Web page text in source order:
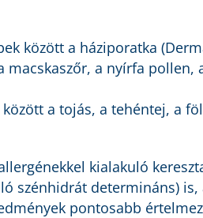
között a háziporatka
a nyírfa pollen,
a tojás, a tehéntej, a
kialakuló
szénhidrát determináns)
pontosabb